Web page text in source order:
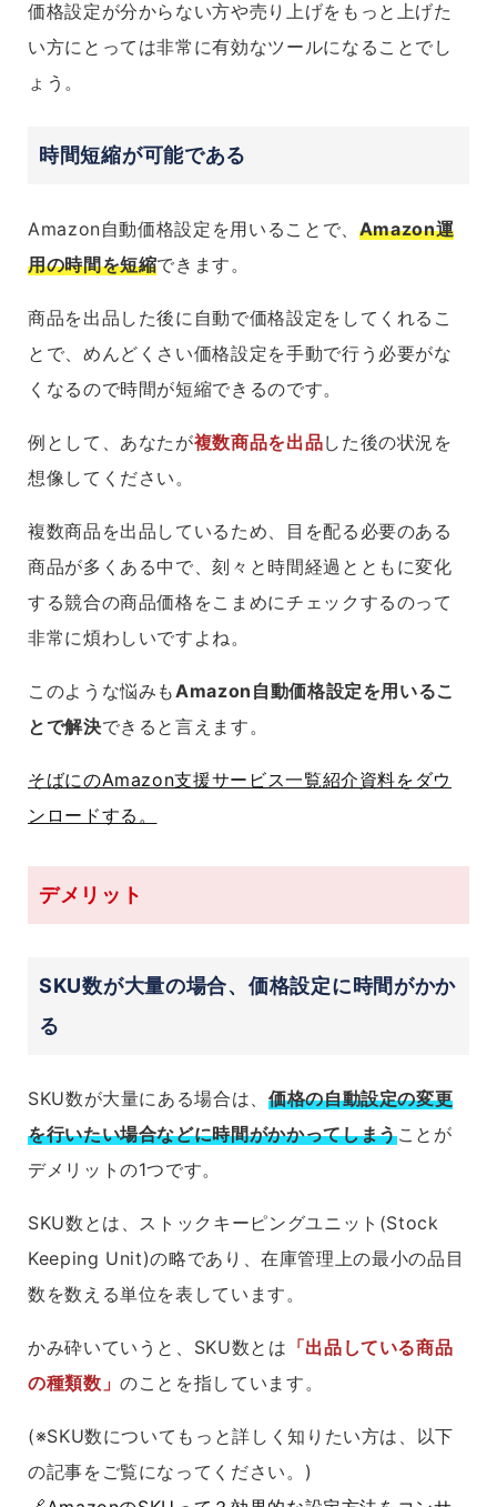
価格設定が分からない方や売り上げをもっと上げた
い方にとっては非常に有効なツールになることでし
ょう。
時間短縮が可能である
Amazon自動価格設定を用いることで、 Amazon運
用の時間を短縮できます。
商品を出品した後に自動で価格設定をしてくれるこ
とで、めんどくさい価格設定を手動で行う必要がな
くなるので時間が短縮できるのです。
例として、あなたが複数商品を出品した後の状況を
想像してください。
複数商品を出品しているため、目を配る必要のある
商品が多くある中で、刻々と時間経過とともに変化
する競合の商品価格をこまめにチェックするのって
非常に煩わしいですよね。
このような悩みもAmazon自動価格設定を用いるこ
とで解決できると言えます。
そばにのAmazon支援サービス一覧紹介資料をダウ
ンロードする。
デメリット
SKU数が大量の場合、価格設定に時間がかか
る
SKU数が大量にある場合は、 価格の自動設定の変更
を行いたい場合などに時間がかかってしまうことが
デメリットの1つです。
SKU数とは、ストックキーピングユニット(Stock
Keeping Unit)の略であり、在庫管理上の最小の品目
数を数える単位を表しています。
かみ砕いていうと、SKU数とは 「出品している商品
の種類数」のことを指しています。
(※SKU数についてもっと詳しく知りたい方は、以下
の記事をご覧になってください。)